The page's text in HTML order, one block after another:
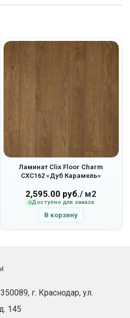
Ламинат Clix Floor Charm
CXC162 «Дуб Карамель»
2,595.00 руб./ м2
Доступно для заказа
В корзину
г. Краснодар, ул.
145​